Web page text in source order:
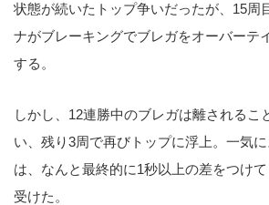
状態が続いたトップ争いだったが、15周
ナがブレーキングでブレガをオーバーテ
する。
しかし、12連勝中のブレガは離されるこ
い、残り3周で再びトップに浮上。一気
は、なんと最終的に1秒以上の差をつけ
受けた。